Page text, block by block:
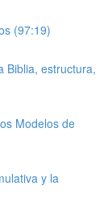
(97:19)
Biblia, estructura,
Modelos de
y la